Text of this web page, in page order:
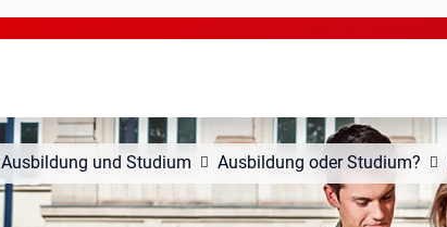
Ausbildung und Studium Ausbildung oder Studium?